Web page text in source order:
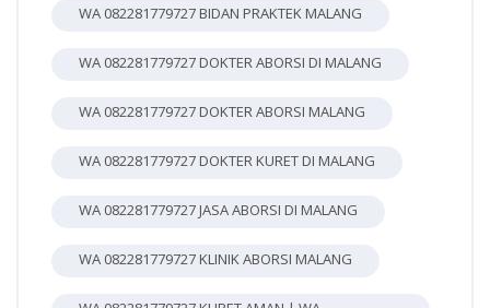
WA 082281779727 BIDAN PRAKTEK MALANG
WA 082281779727 DOKTER ABORSI DI MALANG
WA 082281779727 DOKTER ABORSI MALANG
WA 082281779727 DOKTER KURET DI MALANG
WA 082281779727 JASA ABORSI DI MALANG
WA 082281779727 KLINIK ABORSI MALANG